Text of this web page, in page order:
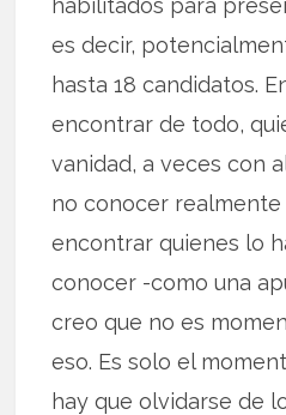
habilitados para
es decir,
hasta 18 candidatos.
encontrar de todo,
vanidad, a veces con
no conocer realmente
encontrar quienes lo
conocer -como una
creo que no es
eso. Es solo el
hay que olvidarse de